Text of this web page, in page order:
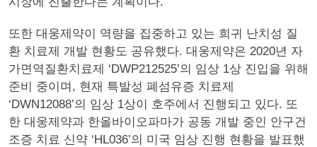
​또한 대웅제약이 역량을 집중하고 있는 희귀 난치성 질
환 치료제 개발 현황도 공유했다. 대웅제약은 2020년 자
가면역질환치료제 ‘DWP212525’의 임상 1상 진입을 위해
준비 중이며, 현재 특발성 폐섬유증 치료제
‘DWN12088’의 임상 1상이 호주에서 진행되고 있다. 또
한 대웅제약과 한올바이오파마가 공동 개발 중인 안구건
조증 치료 신약 ‘HL036’의 미국 임상 진행 현황을 발표했